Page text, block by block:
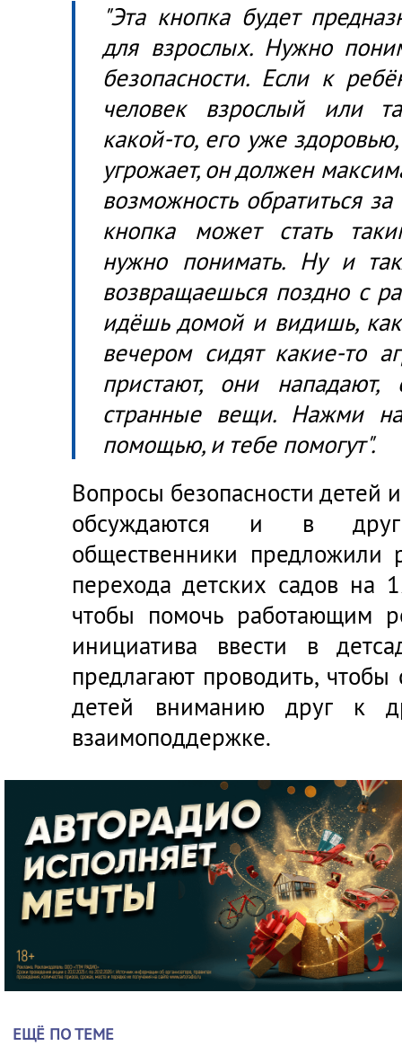
"Эта кнопка будет
для взрослых. Нужно
безопасности. Если к
человек взрослый или
какой-то, его уже
угрожает, он должен
возможность обратиться
кнопка может стать
нужно понимать. Ну и
возвращаешься поздно с
идёшь домой и видишь,
вечером сидят какие-то
пристают, они
странные вещи. Нажми
помощью, и тебе помогут".
Вопросы безопасности детей
обсуждаются и в
общественники предложили
перехода детских садов на
чтобы помочь работающим
инициатива ввести в
предлагают проводить, чтобы
детей вниманию друг к
взаимоподдержке.
ЕЩЁ ПО ТЕМЕ